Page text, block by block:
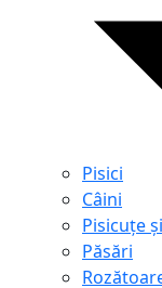
Pisici
Câini
Pisicuțe
Păsări